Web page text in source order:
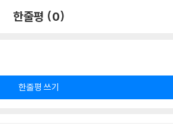
한줄평 (0)
한줄평 쓰기